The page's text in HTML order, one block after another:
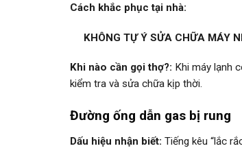
Cách khắc phục tại nhà:
KHÔNG TỰ Ý SỬA CHỮA MÁY
Khi nào cần gọi thợ?: Khi máy lạnh
kiểm tra và sửa chữa kịp thời.
Đường ống dẫn gas bị rung
Dấu hiệu nhận biết: Tiếng kêu “lắc